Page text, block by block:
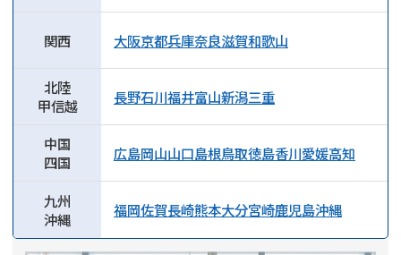
関西 大阪京都兵庫奈良滋賀和歌山
北陸
甲信越
長野石川福井富山新潟三重
中国
四国
広島岡山山口島根鳥取徳島香川愛媛高知
九州
沖縄
福岡佐賀長崎熊本大分宮崎鹿児島沖縄